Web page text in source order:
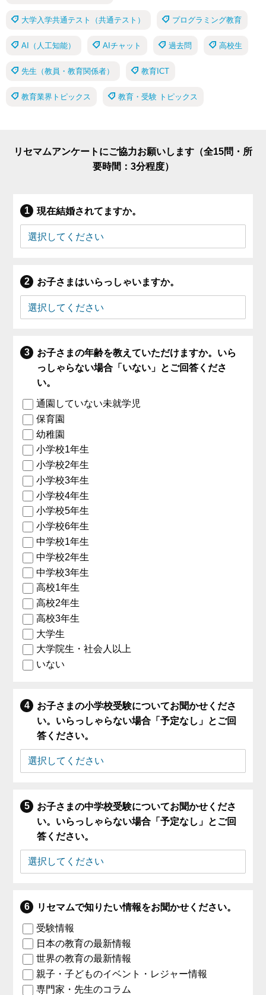
大学入学共通テスト（共通テスト） プログラミング教育
AI（人工知能） AIチャット 過去問 高校生
先生（教員・教育関係者） 教育ICT
教育業界トピックス 教育・受験 トピックス
リセマムアンケートにご協力お願いします（全15問・所
要時間：3分程度）
現在結婚されてますか。
お子さまはいらっしゃいますか。
お子さまの年齢を教えていただけますか。いら
っしゃらない場合「いない」とご回答くださ
い。
通園していない未就学児
保育園
幼稚園
小学校1年生
小学校2年生
小学校3年生
小学校4年生
小学校5年生
小学校6年生
中学校1年生
中学校2年生
中学校3年生
高校1年生
高校2年生
高校3年生
大学生
大学院生・社会人以上
いない
お子さまの小学校受験についてお聞かせくださ
い。いらっしゃらない場合「予定なし」とご回
答ください。
お子さまの中学校受験についてお聞かせくださ
い。いらっしゃらない場合「予定なし」とご回
答ください。
リセマムで知りたい情報をお聞かせください。
受験情報
日本の教育の最新情報
世界の教育の最新情報
親子・子どものイベント・レジャー情報
専門家・先生のコラム